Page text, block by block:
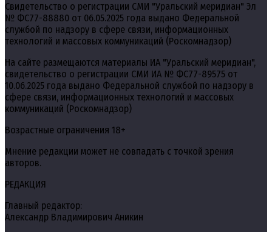
Свидетельство о регистрации СМИ "Уральский меридиан" Эл
№ ФС77-88880 от 06.05.2025 года выдано Федеральной
службой по надзору в сфере связи, информационных
технологий и массовых коммуникаций (Роскомнадзор)
На сайте размещаются материалы ИА "Уральский меридиан",
свидетельство о регистрации СМИ ИА № ФС77-89575 от
10.06.2025 года выдано Федеральной службой по надзору в
сфере связи, информационных технологий и массовых
коммуникаций (Роскомнадзор)
Возрастные ограничения 18+
Мнение редакции может не совпадать с точкой зрения
авторов.
РЕДАКЦИЯ
Главный редактор:
Александр Владимирович Аникин